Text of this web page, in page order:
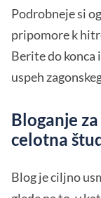
Podrobneje si
pripomore k
Berite do konca
uspeh
Bloganje
celotna
Blog je ciljno